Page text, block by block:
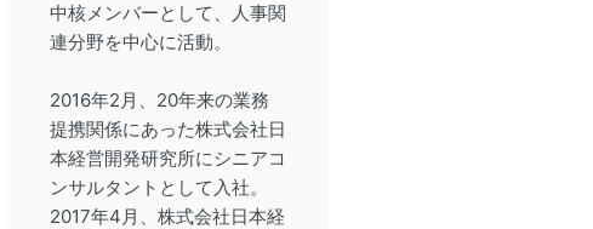
中核メンバーとして、人事関
連分野を中心に活動。
2016年2月、20年来の業務
提携関係にあった株式会社日
本経営開発研究所にシニアコ
ンサルタントとして入社。
2017年4月、株式会社日本経